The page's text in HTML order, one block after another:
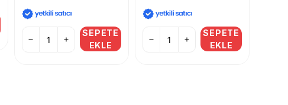
SEPETE
EKLE
SEPETE
EKLE